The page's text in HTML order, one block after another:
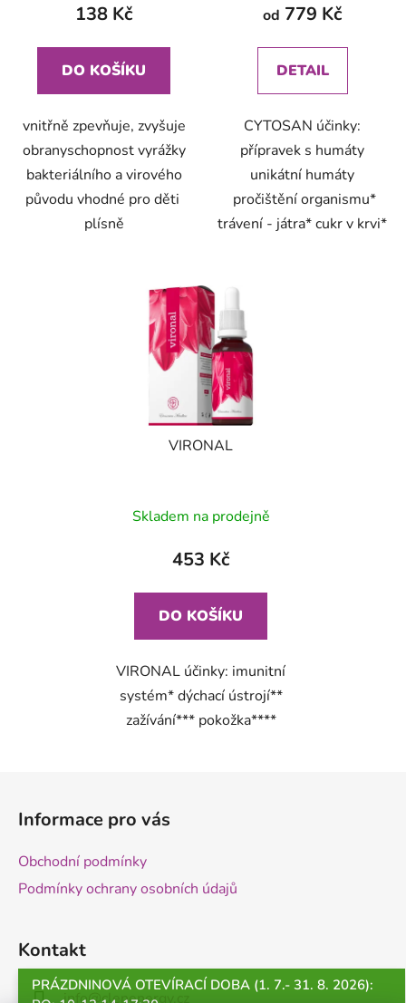
PRÁZDNINOVÁ OTEVÍRACÍ DOBA (1. 7.- 31. 8. 2026):
138 Kč
DO KOŠÍKU
vnitřně zpevňuje, zvyšuje
obranyschopnost vyrážky
bakteriálního a virového
původu vhodné pro děti
plísně
od 779 Kč
DETAIL
CYTOSAN účinky:
přípravek s humáty
unikátní humáty
pročištění organismu*
trávení - játra* cukr v krvi*
VIRONAL
Skladem na prodejně
453 Kč
DO KOŠÍKU
VIRONAL účinky: imunitní
systém* dýchací ústrojí**
zažívání*** pokožka****
Informace pro vás
Obchodní podmínky
Podmínky ochrany osobních údajů
Kontakt
info@clenenergy.cz